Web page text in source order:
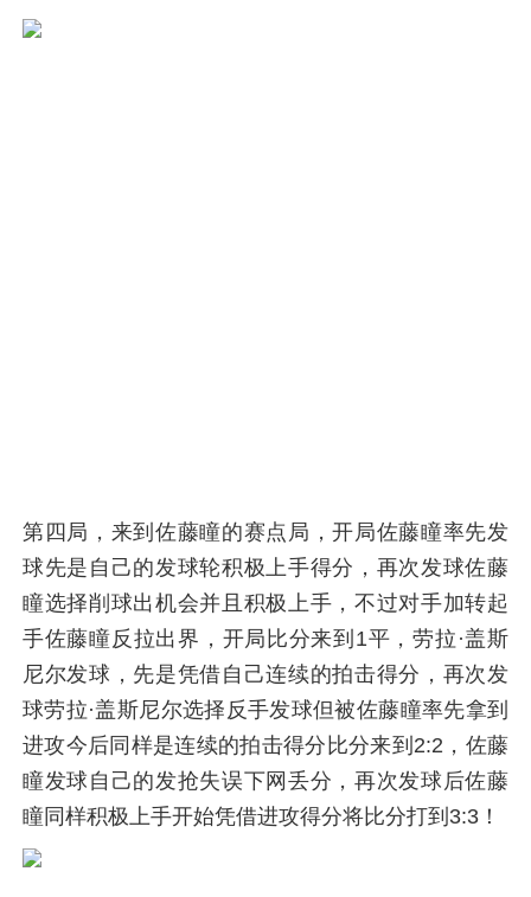
第四局，来到佐藤瞳的赛点局，开局佐藤瞳率先发
球先是自己的发球轮积极上手得分，再次发球佐藤
瞳选择削球出机会并且积极上手，不过对手加转起
手佐藤瞳反拉出界，开局比分来到1平，劳拉·盖斯
尼尔发球，先是凭借自己连续的拍击得分，再次发
球劳拉·盖斯尼尔选择反手发球但被佐藤瞳率先拿到
进攻今后同样是连续的拍击得分比分来到2:2，佐藤
瞳发球自己的发抢失误下网丢分，再次发球后佐藤
瞳同样积极上手开始凭借进攻得分将比分打到3:3！